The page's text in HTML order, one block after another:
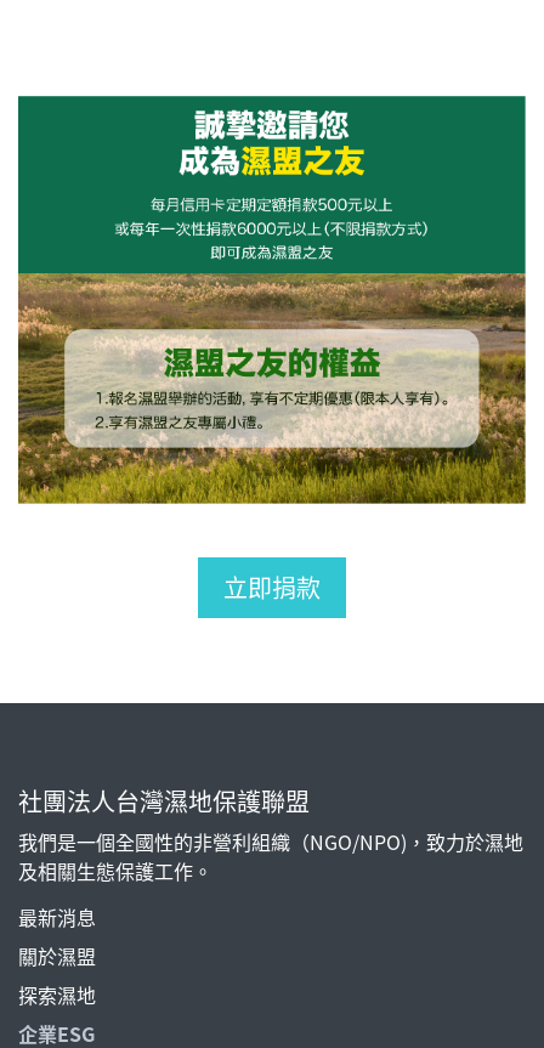
立即捐款
社團法人台灣濕地保護聯盟
我們是一個全國性的非營利組織（NGO/NPO)，致力於濕地
及相關生態保護工作。
最新消息
關於濕盟
探索濕地
企業ESG